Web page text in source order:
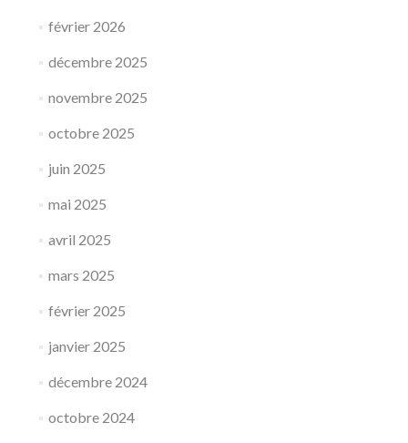
février 2026
décembre 2025
novembre 2025
octobre 2025
juin 2025
mai 2025
avril 2025
mars 2025
février 2025
janvier 2025
décembre 2024
octobre 2024